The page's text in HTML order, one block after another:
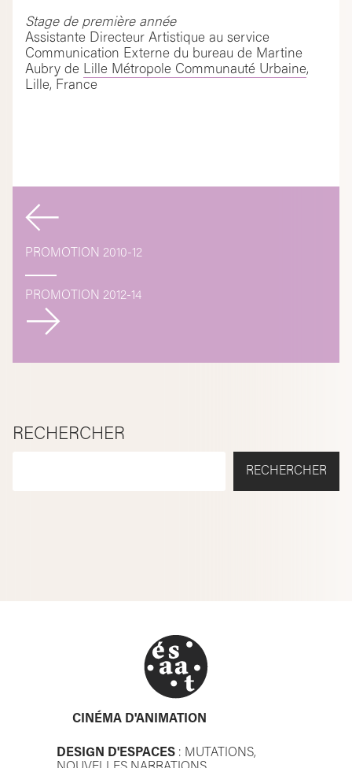
Stage de première année
Assistante Directeur Artistique au service
Communication Externe du bureau de Martine
Aubry de Lille Métropole Communauté Urbaine,
Lille, France
Navigation
de
l’article
PROMOTION 2010-12
PROMOTION 2012-14
RECHERCHER
RECHERCHER
CINÉMA D'ANIMATION
DESIGN D'ESPACES : MUTATIONS,